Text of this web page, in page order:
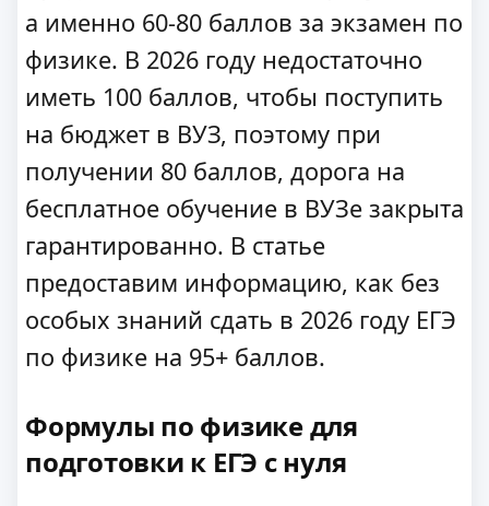
а именно 60-80 баллов за экзамен по
физике. В 2026 году недостаточно
иметь 100 баллов, чтобы поступить
на бюджет в ВУЗ, поэтому при
получении 80 баллов, дорога на
бесплатное обучение в ВУЗе закрыта
гарантированно. В статье
предоставим информацию, как без
особых знаний сдать в 2026 году ЕГЭ
по физике на 95+ баллов.
Формулы по физике для
подготовки к ЕГЭ с нуля